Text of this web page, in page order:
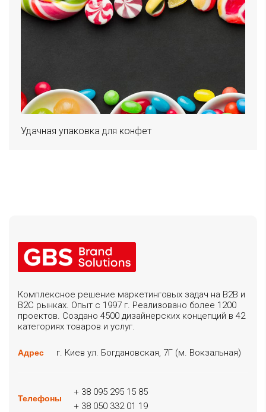
Удачная упаковка для конфет
Комплексное решение маркетинговых задач на B2B и
B2C рынках. Опыт с 1997 г. Реализовано более 1200
проектов. Создано 4500 дизайнерских концепций в 42
категориях товаров и услуг.
Адрес г. Киев ул. Богдановская, 7Г (м. Вокзальная)
Телефоны
+ 38 095 295 15 85
+ 38 050 332 01 19